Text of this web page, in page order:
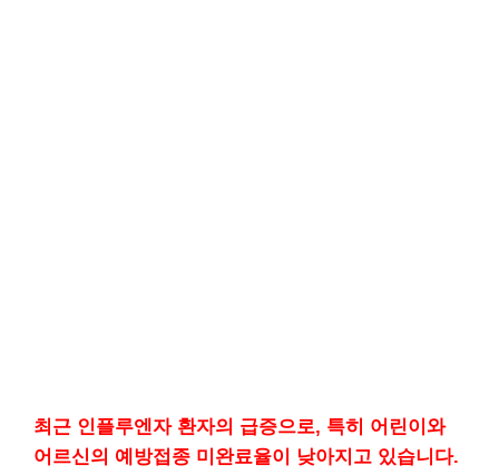
최근 인플루엔자 환자의 급증으로, 특히 어린이와
어르신의 예방접종 미완료율이 낮아지고 있습니다.